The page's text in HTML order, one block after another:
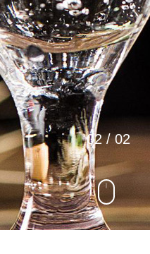
01/ 02